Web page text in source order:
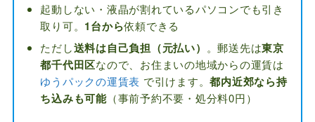
起動しない・液晶が割れているパソコンでも引き
取り可。 1台から依頼できる
ただし送料は自己負担（元払い） 。郵送先は東京
都千代田区なので、お住まいの地域からの運賃は
ゆうパックの運賃表 で引けます。都内近郊なら持
ち込みも可能（事前予約不要・処分料0円）